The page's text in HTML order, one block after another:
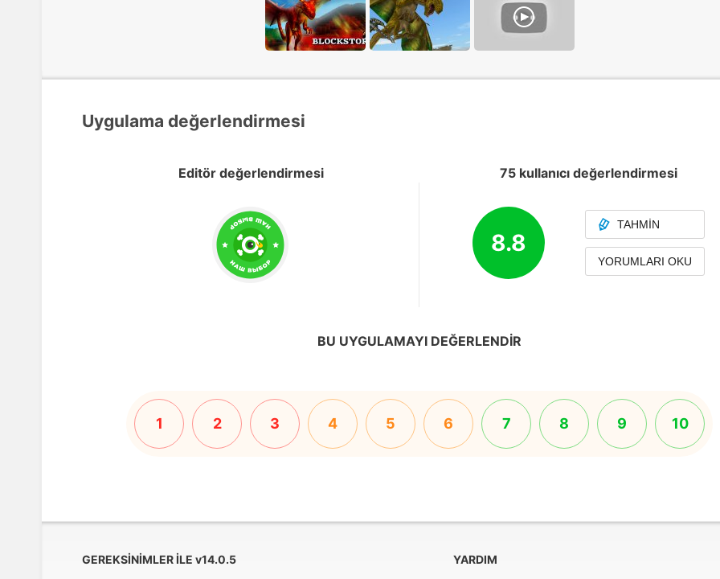
Uygulama değerlendirmesi
Editör değerlendirmesi 75 kullanıcı değerlendirmesi
8.8
TAHMIN
YORUMLARI OKU
BU UYGULAMAYI DEĞERLENDIR
1 2 3 4 5 6 7 8 9 10
GEREKSINIMLER ILE v14.0.5 YARDIM